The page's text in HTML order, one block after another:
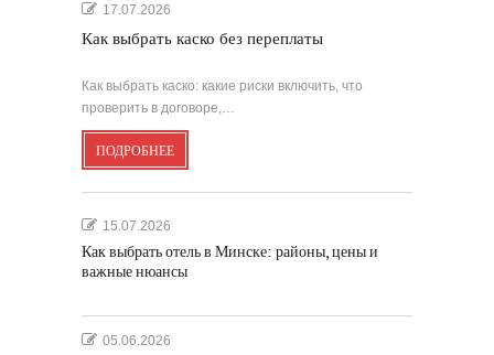
17.07.2026
Как выбрать каско без переплаты
Как выбрать каско: какие риски включить, что
проверить в договоре,…
ПОДРОБНЕЕ
15.07.2026
Как выбрать отель в Минске: районы, цены и
важные нюансы
05.06.2026